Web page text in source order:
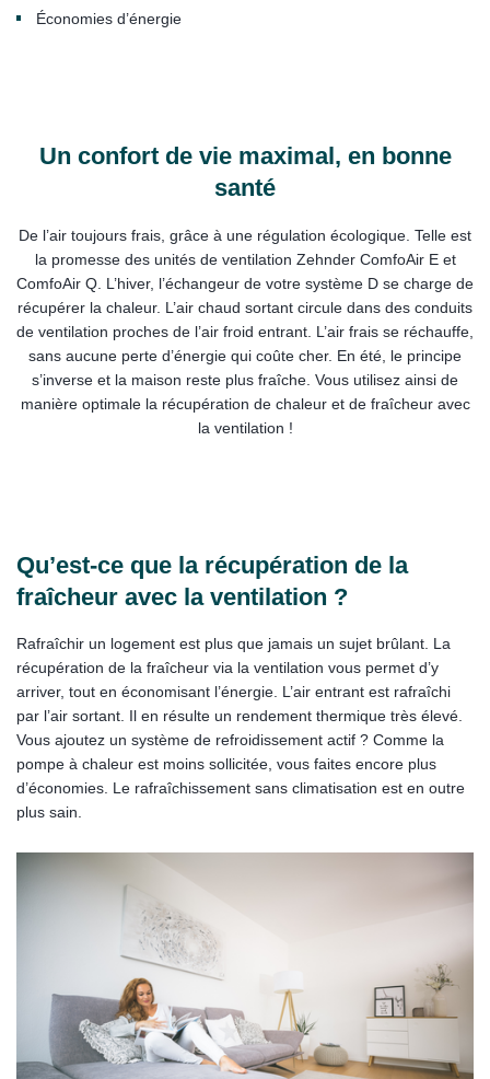
Économies d’énergie
Un confort de vie maximal, en bonne
santé
De l’air toujours frais, grâce à une régulation écologique. Telle est
la promesse des unités de ventilation Zehnder ComfoAir E et
ComfoAir Q. L’hiver, l’échangeur de votre système D se charge de
récupérer la chaleur. L’air chaud sortant circule dans des conduits
de ventilation proches de l’air froid entrant. L’air frais se réchauffe,
sans aucune perte d’énergie qui coûte cher. En été, le principe
s’inverse et la maison reste plus fraîche. Vous utilisez ainsi de
manière optimale la récupération de chaleur et de fraîcheur avec
la ventilation !
Qu’est-ce que la récupération de la
fraîcheur avec la ventilation ?
Rafraîchir un logement est plus que jamais un sujet brûlant. La
récupération de la fraîcheur via la ventilation vous permet d’y
arriver, tout en économisant l’énergie. L’air entrant est rafraîchi
par l’air sortant. Il en résulte un rendement thermique très élevé.
Vous ajoutez un système de refroidissement actif ? Comme la
pompe à chaleur est moins sollicitée, vous faites encore plus
d’économies. Le rafraîchissement sans climatisation est en outre
plus sain.